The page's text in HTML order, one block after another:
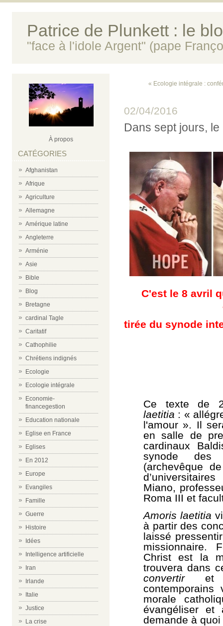
Patrice de Plunkett : le
"face à l'idole Argent" (pape
À propos
CATÉGORIES
Afghanistan
Afrique
Agriculture
Allemagne
Amérique latine
Angleterre
Arménie
Asie
Bible
Blog
Bretagne
cardinal Tagle
Caritatif
Cathophilie
Chrétiens indignés
Ecologie
Ecologie intégrale
Economie-
financegestion
Education nationale
Eglise en France
Eglises
En 2012
Europe
Evangiles
Famille
Guerre
Histoire
Idées
Intelligence artificielle
Iran
Irlande
Italie
Justice
La crise
« Ecologie intégrale :
02/04/2016
Dans sept jours,
C'est le 8 avril
tirée du synode
Ce texte de
laetitia : «
l'amour ». Il
en salle de
cardinaux
synode des
(archevêque
d’universitaires
Miano,
Roma III et
Amoris laetitia
à partir des
laissé
missionnaire.
Christ est la
trouvera dans
convertiret à
morale
évangéliser et
demande à